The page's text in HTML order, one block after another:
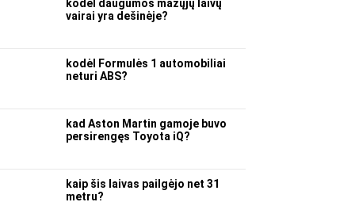
kodėl daugumos mažųjų laivų
vairai yra dešinėje?
kodėl Formulės 1 automobiliai
neturi ABS?
kad Aston Martin gamoje buvo
persirengęs Toyota iQ?
kaip šis laivas pailgėjo net 31
metru?